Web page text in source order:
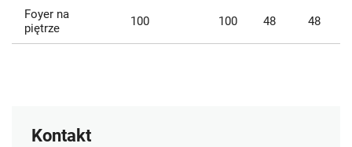
Foyer na
piętrze
100 100 48 48
Kontakt